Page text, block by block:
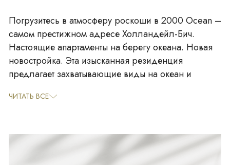
Погрузитесь в атмосферу роскоши в 2000 Ocean –
самом престижном адресе Холландейл-Бич.
Настоящие апартаменты на берегу океана. Новая
новостройка. Эта изысканная резиденция
предлагает захватывающие виды на океан и
планировку, гурманскую кухню, частную террасу и
бассейнами, современным фитнес-центром, спа и
круглосуточным консьерж-сервисом. Живите в
ЧИТАТЬ ВСЕ